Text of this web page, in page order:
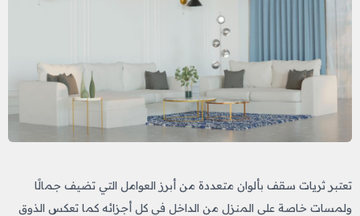
تعتبر ثريات سقف بألوان متعددة من أبرز العوامل التي تضيف جمالًا
ولمسات خاصة على المنزل من الداخل في كل أجزائه كما تعكس الذوق